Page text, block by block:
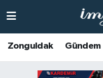
Zonguldak Gündem
Anasayfa
Zonguldak Hava